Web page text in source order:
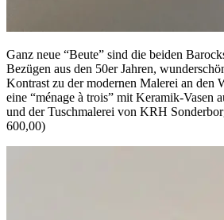
Ganz neue “Beute” sind die beiden
Bezügen aus den 50er Jahren,
Kontrast zu der modernen Malerei an den
eine “ménage à trois” mit Keramik-Vasen
und der Tuschmalerei von KRH
600,00)